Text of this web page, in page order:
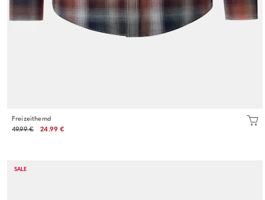
Freizeithemd
49.99 €
24.99 €
SALE